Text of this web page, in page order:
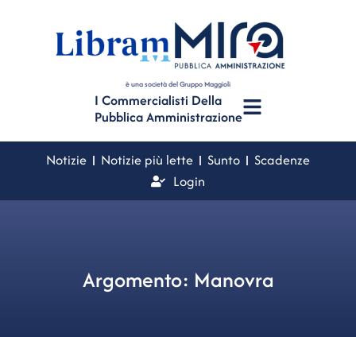
è una società del Gruppo Maggioli
I Commercialisti Della
Pubblica Amministrazione
Notizie Notizie più lette Sunto
Scadenze
Login
Argomento: Manovra